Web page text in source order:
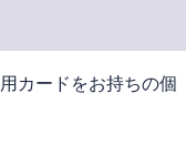
カードをお持ちの個